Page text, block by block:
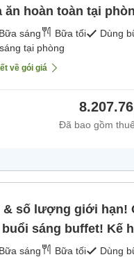
ăn hoàn toàn tại
Ăn tại phòng] [Bữa
Bữa sáng Bữa tối
Dùng
tại phòng
về gói giá
Đã bao gồm
& số lượng giới
sáng buffet! Kế
đêm [Bữa sáng]
Bữa sáng Bữa tối Dùng